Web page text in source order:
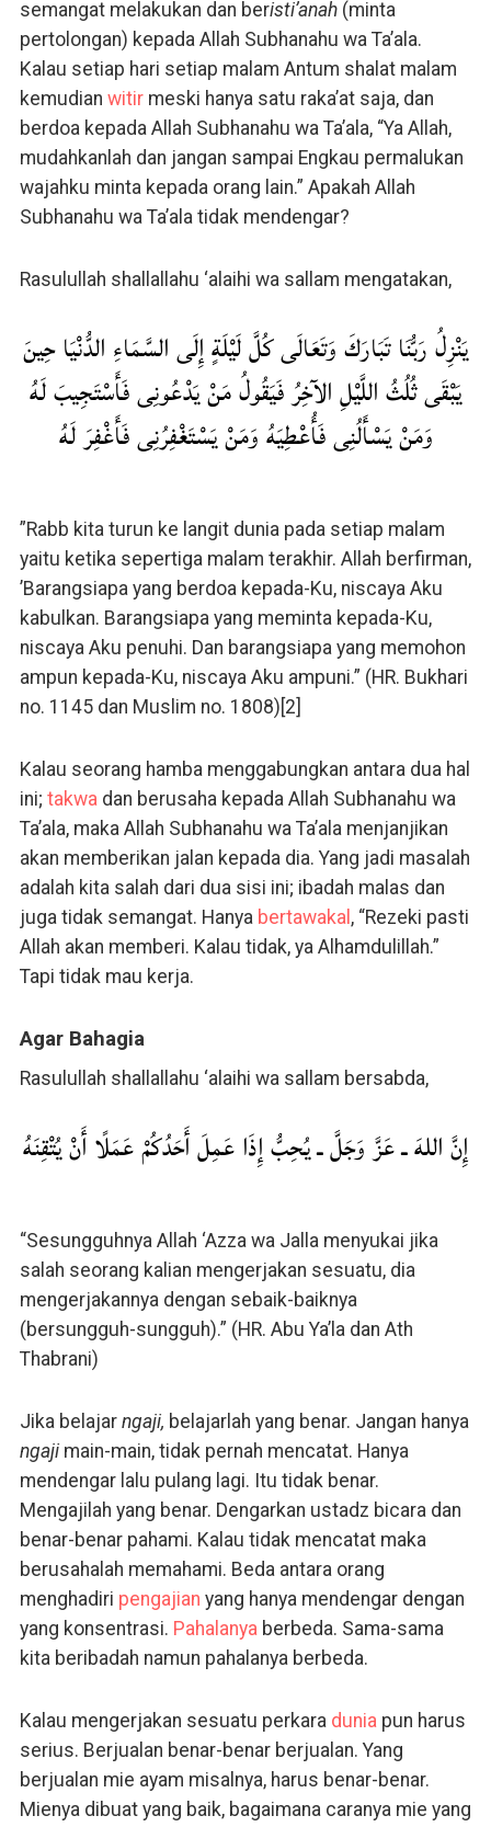
semangat melakukan dan beristi’anah(minta
pertolongan) kepada Allah Subhanahu wa Ta’ala.
Kalau setiap hari setiap malam Antum shalat malam
kemudian witirmeski hanya satu raka’at saja, dan
berdoa kepada Allah Subhanahu wa Ta’ala, “Ya Allah,
mudahkanlah dan jangan sampai Engkau permalukan
wajahku minta kepada orang lain.” Apakah Allah
Subhanahu wa Ta’ala tidak mendengar?
Rasulullah shallallahu ‘alaihi wa sallam mengatakan,
يَنْزِلُ رَبُّنَا تَبَارَكَ وَتَعَالَى كُلَّ لَيْلَةٍ إِلَى السَّمَاءِ الدُّنْيَا حِينَ
يَبْقَى ثُلُثُ اللَّيْلِ الآخِرُ فَيَقُولُ مَنْ يَدْعُونِى فَأَسْتَجِيبَ لَهُ
وَمَنْ يَسْأَلُنِى فَأُعْطِيَهُ وَمَنْ يَسْتَغْفِرُنِى فَأَغْفِرَ لَهُ
”Rabb kita turun ke langit dunia pada setiap malam
yaitu ketika sepertiga malam terakhir. Allah berfirman,
’Barangsiapa yang berdoa kepada-Ku, niscaya Aku
kabulkan. Barangsiapa yang meminta kepada-Ku,
niscaya Aku penuhi. Dan barangsiapa yang memohon
ampun kepada-Ku, niscaya Aku ampuni.” (HR. Bukhari
no. 1145 dan Muslim no. 1808)[2]
Kalau seorang hamba menggabungkan antara dua hal
ini; takwadan berusaha kepada Allah Subhanahu wa
Ta’ala, maka Allah Subhanahu wa Ta’ala menjanjikan
akan memberikan jalan kepada dia. Yang jadi masalah
adalah kita salah dari dua sisi ini; ibadah malas dan
juga tidak semangat. Hanya bertawakal , “Rezeki pasti
Allah akan memberi. Kalau tidak, ya Alhamdulillah.”
Tapi tidak mau kerja.
Agar Bahagia
Rasulullah shallallahu ‘alaihi wa sallam bersabda,
إِنَّ اللهَ ـ عَزَّ وَجَلَّ ـ يُحِبُّ إِذَا عَمِلَ أَحَدُكُمْ عَمَلًا أَنْ يُتْقِنَهُ
“Sesungguhnya Allah ‘Azza wa Jalla menyukai jika
salah seorang kalian mengerjakan sesuatu, dia
mengerjakannya dengan sebaik-baiknya
(bersungguh-sungguh).” (HR. Abu Ya’la dan Ath
Thabrani)
Jika belajar ngaji, belajarlah yang benar. Jangan hanya
ngajimain-main, tidak pernah mencatat. Hanya
mendengar lalu pulang lagi. Itu tidak benar.
Mengajilah yang benar. Dengarkan ustadz bicara dan
benar-benar pahami. Kalau tidak mencatat maka
berusahalah memahami. Beda antara orang
menghadiri pengajian yang hanya mendengar dengan
yang konsentrasi. Pahalanyaberbeda. Sama-sama
kita beribadah namun pahalanya berbeda.
Kalau mengerjakan sesuatu perkara duniapun harus
serius. Berjualan benar-benar berjualan. Yang
berjualan mie ayam misalnya, harus benar-benar.
Mienya dibuat yang baik, bagaimana caranya mie yang